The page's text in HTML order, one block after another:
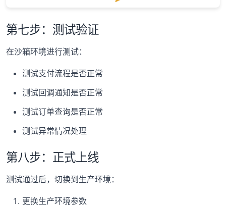
第七步：测试验证
在沙箱环境进行测试：
测试支付流程是否正常
测试回调通知是否正常
测试订单查询是否正常
测试异常情况处理
第八步：正式上线
测试通过后，切换到生产环境：
更换生产环境参数